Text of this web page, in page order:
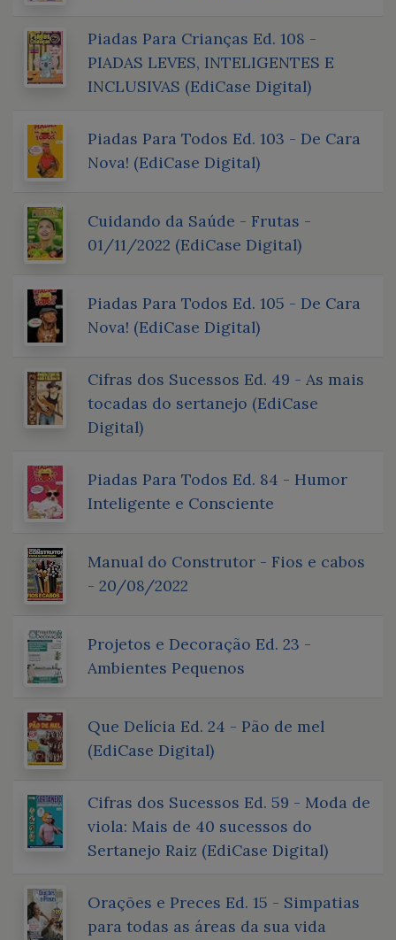
Piadas Para Crianças Ed. 108 -
PIADAS LEVES, INTELIGENTES E
INCLUSIVAS (EdiCase Digital)
Piadas Para Todos Ed. 103 - De Cara
Nova! (EdiCase Digital)
Cuidando da Saúde - Frutas -
01/11/2022 (EdiCase Digital)
Piadas Para Todos Ed. 105 - De Cara
Nova! (EdiCase Digital)
Cifras dos Sucessos Ed. 49 - As mais
tocadas do sertanejo (EdiCase
Digital)
Piadas Para Todos Ed. 84 - Humor
Inteligente e Consciente
Manual do Construtor - Fios e cabos
- 20/08/2022
Projetos e Decoração Ed. 23 -
Ambientes Pequenos
Que Delícia Ed. 24 - Pão de mel
(EdiCase Digital)
Cifras dos Sucessos Ed. 59 - Moda de
viola: Mais de 40 sucessos do
Sertanejo Raiz (EdiCase Digital)
Orações e Preces Ed. 15 - Simpatias
para todas as áreas da sua vida